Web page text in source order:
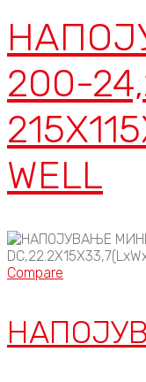
200-
WELL
Compare